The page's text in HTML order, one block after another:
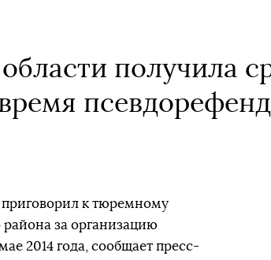
получила
к тюремному
за организацию
2014 года, сообщает пресс-